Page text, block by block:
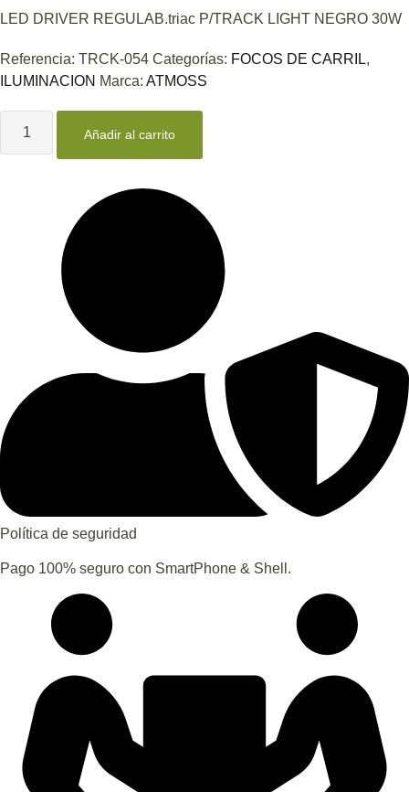
LED DRIVER REGULAB.triac P/TRACK LIGHT NEGRO 30W
Referencia: TRCK-054 Categorías: FOCOS DE CARRIL,
ILUMINACION Marca: ATMOSS
LED
DRIVER
P/TRACK
Añadir al carrito
Política de seguridad
Pago 100% seguro con SmartPhone & Shell.